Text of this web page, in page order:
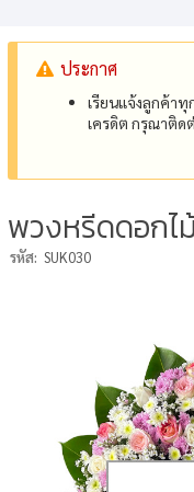
ประกาศ
เรียนแจ้งลูกค้า
เครดิต กรุณาติ
พวงหรีดดอกไ
รหัส: SUK030